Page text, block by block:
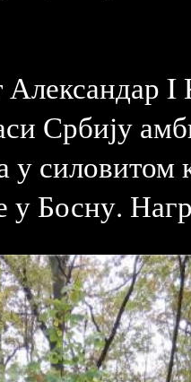
I
Србију
силовитом
Босну.